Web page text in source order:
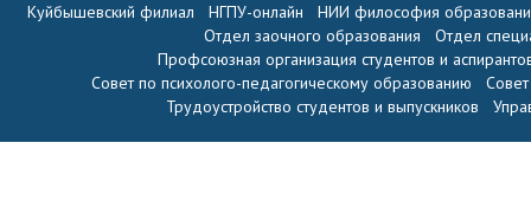
Куйбышевский филиал
НГПУ-онлайн
НИИ философия
Отдел заочного образования
Отдел
Профсоюзная организация студентов и
Совет по психолого-педагогическому образованию
Трудоустройство студентов и выпускников